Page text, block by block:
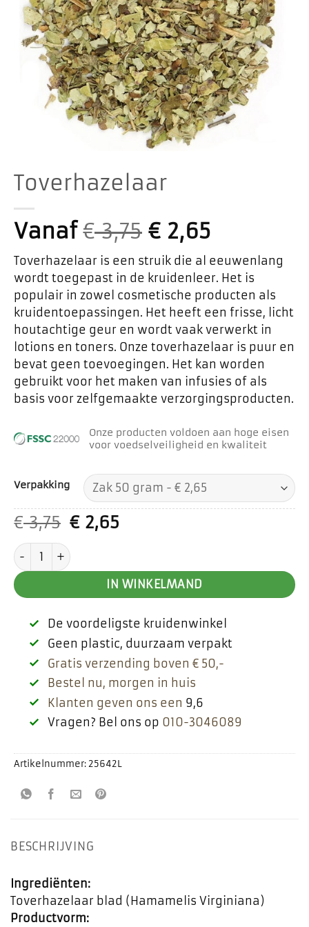
Toverhazelaar
Vanaf€3,75 €2,65
Toverhazelaar is een struik die al eeuwenlang
wordt toegepast in de kruidenleer. Het is
populair in zowel cosmetische producten als
kruidentoepassingen. Het heeft een frisse, licht
houtachtige geur en wordt vaak verwerkt in
lotions en toners. Onze toverhazelaar is puur en
bevat geen toevoegingen. Het kan worden
gebruikt voor het maken van infusies of als
basis voor zelfgemaakte verzorgingsproducten.
Onze producten voldoen aan hoge eisen
voor voedselveiligheid en kwaliteit
Verpakking
€3,75 Oorspronkelijke
prijs
was:
€ 3,75.
€2,65
€ 2,65.
Toverhazelaar aantal
IN WINKELMAND
De voordeligste kruidenwinkel
Geen plastic, duurzaam verpakt
Gratis verzending boven € 50,-
Bestel nu, morgen in huis
Klanten geven ons een 9,6
Vragen? Bel ons op 010-3046089
Artikelnummer:25642L
BESCHRIJVING
Ingrediënten:
Toverhazelaar blad (Hamamelis Virginiana)
Productvorm: